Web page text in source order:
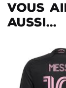
Vous
aussi...